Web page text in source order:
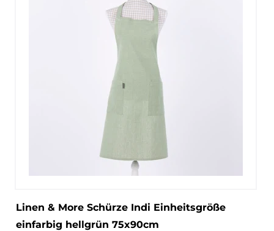
Linen & More Schürze Indi Einheitsgröße
einfarbig hellgrün 75x90cm